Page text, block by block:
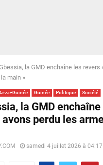
la GMD enchaîne les revers
main »
Guinée Guinée Politique Société
la GMD
avons perdu les
samedi 4 juillet 2026 à 04:17